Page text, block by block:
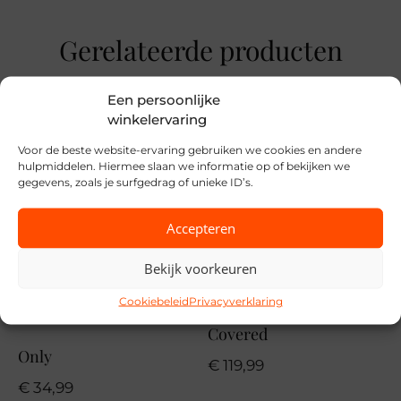
Een persoonlijke
winkelervaring
Voor de beste website-ervaring gebruiken we cookies en andere
hulpmiddelen. Hiermee slaan we informatie op of bekijken we
gegevens, zoals je surfgedrag of unieke ID’s.
Accepteren
Bekijk voorkeuren
CookiebeleidPrivacyverklaring
S, M, XL, XXL
Seizoen
VZ26
Kit
Gerelateerde producten
Only
€ 34,99
Covered
€ 119,99